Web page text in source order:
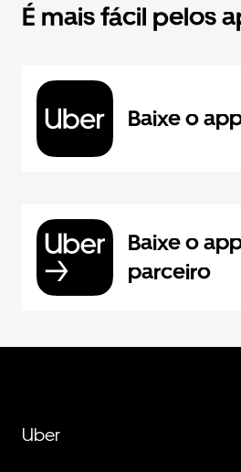
É mais fácil pelos
Baixe o
Baixe o
parceiro
Uber